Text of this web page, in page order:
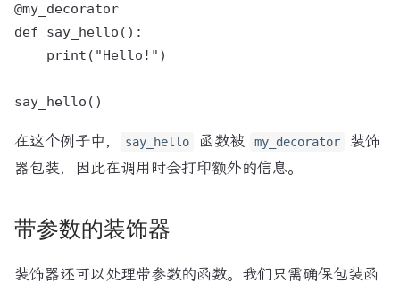
@my_decorator
def say_hello():
    print("Hello!")
在这个例子中， say_hello 函数被 my_decorator
装饰
器包装，因此在调用时会打印额外的信息。
带参数的装饰器
装饰器还可以处理带参数的函数。我们只需确保包装函